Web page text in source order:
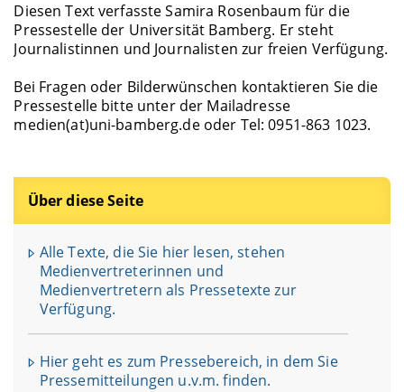
Über diese Seite
Alle Texte, die Sie hier lesen, stehen
Medienvertreterinnen und
Medienvertretern als Pressetexte zur
Verfügung.
Hier geht es zum Pressebereich, in dem Sie
Pressemitteilungen u.v.m. finden.
Diesen Text verfasste Samira Rosenbaum für die
Pressestelle der Universität Bamberg. Er steht
Journalistinnen und Journalisten zur freien Verfügung.
Bei Fragen oder Bilderwünschen kontaktieren Sie die
Pressestelle bitte unter der Mailadresse
medien(at)uni-bamberg.de oder Tel: 0951-863 1023.